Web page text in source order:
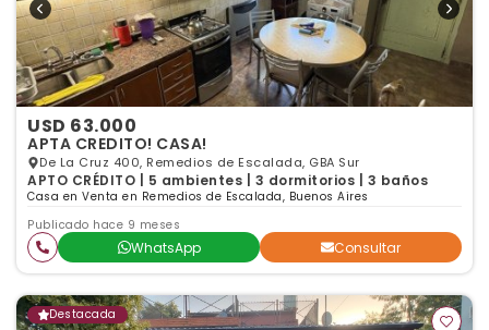
USD 63.000
APTA CREDITO! CASA!
De La Cruz 400, Remedios de Escalada, GBA Sur
APTO CRÉDITO | 5 ambientes | 3 dormitorios | 3 baños
Casa en Venta en Remedios de Escalada, Buenos Aires
Publicado hace 9 meses
WhatsApp Consultar
Destacada